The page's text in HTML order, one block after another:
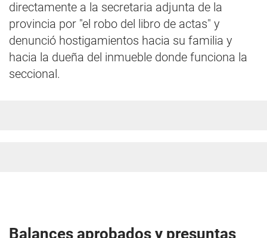
directamente a la secretaria adjunta de la
provincia por "el robo del libro de actas" y
denunció hostigamientos hacia su familia y
hacia la dueña del inmueble donde funciona la
seccional.
Balances aprobados y presuntas